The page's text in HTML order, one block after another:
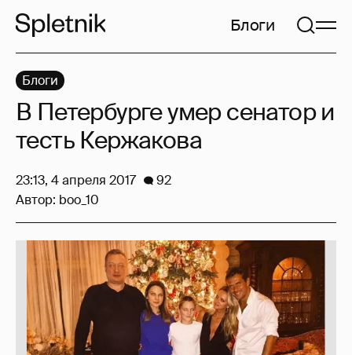
Блоги
Блоги
В Петербурге умер сенатор и
тесть Кержакова
23:13, 4 апреля 2017
92
Автор: boo_10